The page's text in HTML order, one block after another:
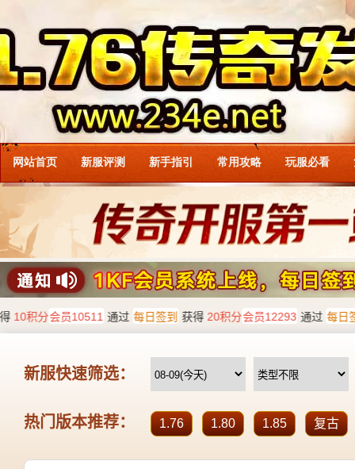
网站首页 新服评测 新手指引 常用攻略 玩服必看